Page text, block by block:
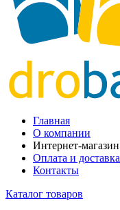
Главная
О компании
Интернет-магазин
Оплата и доставка
Контакты
Каталог товаров